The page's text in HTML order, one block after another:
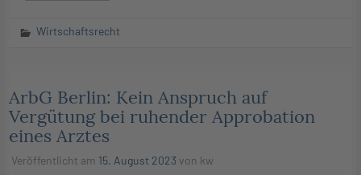
Wirtschaftsrecht
ArbG Berlin: Kein Anspruch auf
Vergütung bei ruhender Approbation
eines Arztes
Veröffentlicht am 15. August 2023 von kw